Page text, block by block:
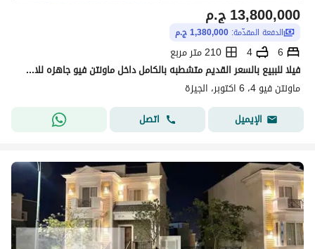
ج.م13,800,000
الدفعة المقدّمة: 1,380,000 ج.م
6
4
210 متر مربع
فيلا للببيع بالسعر القديم متشطبه بالكامل داخل ماونتن فيو جاهزه للاستلام من بكره
ماونتن فيو 4، 6 اكتوبر، الجيزة
الإيميل
اتصل